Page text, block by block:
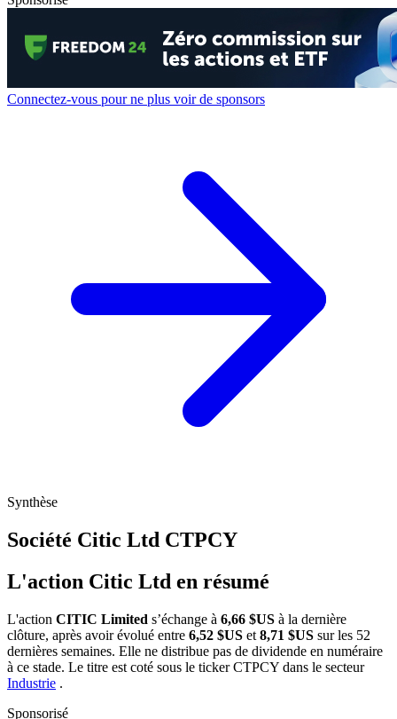
Connectez-vous pour ne plus voir de sponsors
Synthèse
Société Citic Ltd CTPCY
L'action Citic Ltd en résumé
L'action CITIC Limited s’échange à 6,66 $US à la dernière
clôture, après avoir évolué entre 6,52 $US et 8,71 $US sur les 52
dernières semaines. Elle ne distribue pas de dividende en numéraire
à ce stade. Le titre est coté sous le tickerCTPCY dans le secteur
Industrie .
Sponsorisé